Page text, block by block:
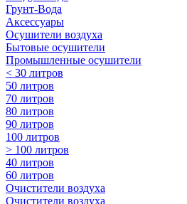
Грунт-Вода
Аксессуары
Осушители воздуха
Бытовые осушители
Промышленные осушители
< 30 литров
50 литров
70 литров
80 литров
90 литров
100 литров
> 100 литров
40 литров
60 литров
Очистители воздуха
Очистители воздуха